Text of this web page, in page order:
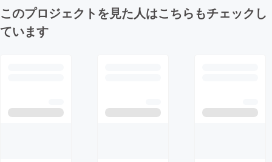
このプロジェクトを見た人はこちらもチェックし
ています